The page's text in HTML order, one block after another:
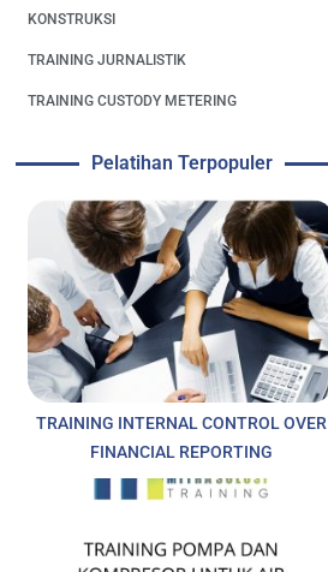
KONSTRUKSI
TRAINING JURNALISTIK
TRAINING CUSTODY METERING
Pelatihan Terpopuler
TRAINING INTERNAL CONTROL OVER
FINANCIAL REPORTING